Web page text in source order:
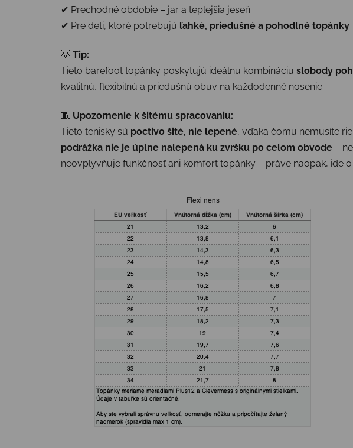
✔ Prechodné obdobie – jar a teplejšia jeseň
✔ Pre deti, ktoré potrebujú ľahké, priedušné a pohodlné topánky
💡 Tip:
Tieto barefoot topánky poskytujú ideálnu kombináciu slobody
kvalitnú, flexibilnú a priedušnú obuv na každodenné nosenie.
🧵 Upozornenie k šitému spracovaniu:
Tieto tenisky sú poctivo šité, nie lepené, vďaka čomu nemusíte
podrážka nie je úplne nalepená ku zvršku po celom obvode –
neovplyvňuje funkčnosť ani komfort topánky – práve naopak, ide